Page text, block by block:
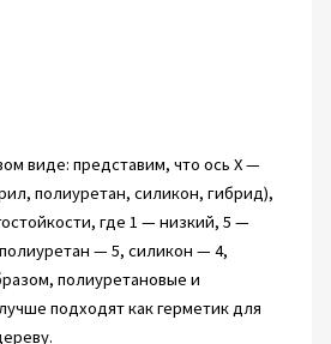
виде: представим, что ось X —
полиуретан, силикон, гибрид),
где 1 — низкий, 5 —
— 5, силикон — 4,
полиуретановые и
подходят как герметик для